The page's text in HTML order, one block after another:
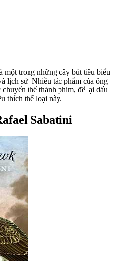
một trong những cây bút tiêu biểu
lịch sử. Nhiều tác phẩm của ông
thể thành phim, để lại dấu
thích thể loại này.
Sabatini